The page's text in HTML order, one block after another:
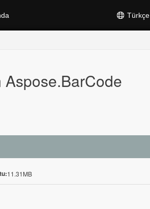
Türkçe
Aspose.BarCode
11.31MB